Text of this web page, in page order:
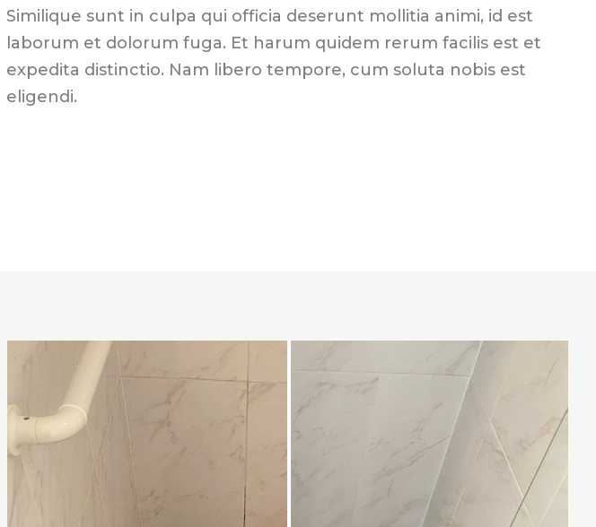
Similique sunt in culpa qui officia deserunt mollitia animi, id est
laborum et dolorum fuga. Et harum quidem rerum facilis est et
expedita distinctio. Nam libero tempore, cum soluta nobis est
eligendi.